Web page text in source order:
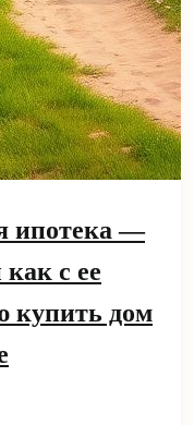
ипотека —
как с ее
купить дом